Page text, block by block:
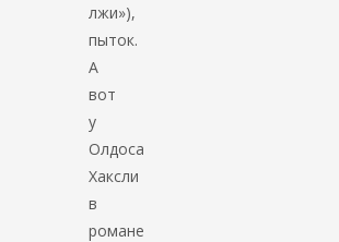
лжи»),
пыток.
А
вот
у
Олдоса
Хаксли
в
романе